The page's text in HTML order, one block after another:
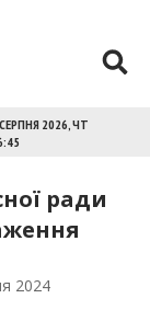
новин міста
та свіжі новини
культури,
Запоріжжя та
та
2026, ЧТ
ради
2024